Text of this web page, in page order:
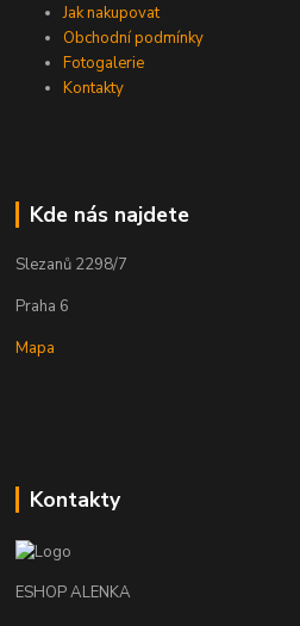
Jak nakupovat
Obchodní podmínky
Fotogalerie
Kontakty
Kde nás najdete
Slezanů 2298/7
Praha 6
Mapa
Kontakty
ESHOP ALENKA